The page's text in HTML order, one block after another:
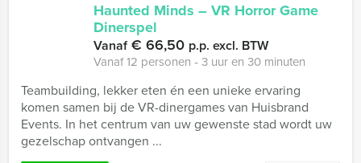
Haunted Minds – VR Horror Game
Dinerspel
Vanaf€ 66,50 p.p. excl. BTW
Vanaf 12 personen ‐ 3 uur en 30 minuten
Teambuilding, lekker eten én een unieke ervaring
komen samen bij de VR-dinergames van Huisbrand
Events. In het centrum van uw gewenste stad wordt uw
gezelschap ontvangen ...